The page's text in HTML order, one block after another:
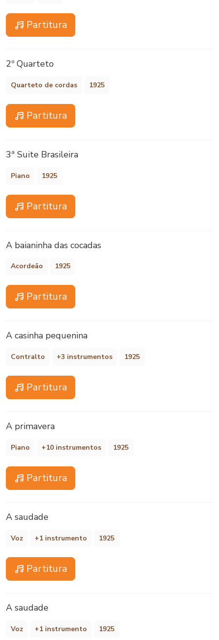
Partitura
2º Quarteto
Quarteto de cordas 1925
Partitura
3ª Suite Brasileira
Piano 1925
Partitura
A baianinha das cocadas
Acordeão 1925
Partitura
A casinha pequenina
Contralto +3 instrumentos 1925
Partitura
A primavera
Piano +10 instrumentos 1925
Partitura
A saudade
Voz +1 instrumento 1925
Partitura
A saudade
Voz +1 instrumento 1925